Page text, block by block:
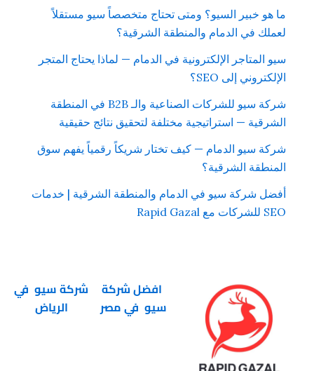
ما هو خبير السيو؟ ومتى تحتاج متخصصاً سيو مستقلاً
لعملك في الدمام والمنطقة الشرقية؟
سيو المتاجر الإلكترونية في الدمام — لماذا يحتاج المتجر
الإلكتروني إلى SEO؟
شركة سيو للشركات الصناعية والـ B2B في المنطقة
الشرقية — استراتيجية مختلفة لتحقيق نتائج حقيقية
شركة سيو الدمام — كيف تختار شريكاً رقمياً يفهم سوق
المنطقة الشرقية؟
أفضل شركة سيو في الدمام والمنطقة الشرقية | خدمات
SEO للشركات مع Rapid Gazal
افضل شركة
سيو في مصر
شركة سيو في
الرياض